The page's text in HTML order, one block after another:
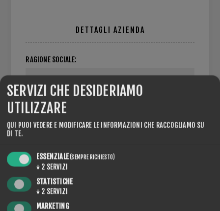
DETTAGLI AZIENDA
RAGIONE SOCIALE:
PARTITA IVA:
internazionale (ad esempio "IT 111 111 11")
SERVIZI CHE DESIDERIAMO
UTILIZZARE
QUI PUOI VEDERE E MODIFICARE LE INFORMAZIONI CHE RACCOGLIAMO SU
DI TE.
ESSENZIALE(SEMPRE RICHIESTO)
↓ 2 SERVIZI
STATISTICHE
↓ 2 SERVIZI
MARKETING